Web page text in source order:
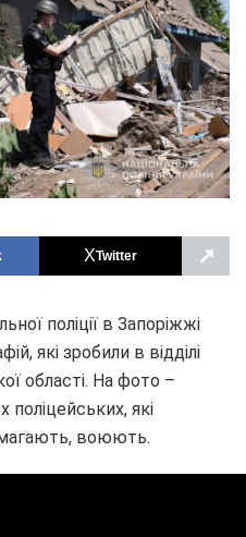
Twitter ↗
поліції в Запоріжжі
які зробили в відділі
області. На фото –
поліцейських, які
воюють.